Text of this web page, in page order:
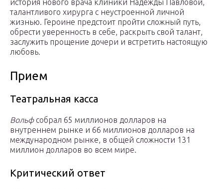
история нового врача клиники Надежды Павловой,
талантливого хирурга с неустроенной личной
жизнью. Героине предстоит пройти сложный путь,
обрести уверенность в себе, раскрыть свой талант,
заслужить прощение дочери и встретить настоящую
любовь.
Прием
Театральная касса
Вольфсобрал 65 миллионов долларов на
внутреннем рынке и 66 миллионов долларов на
международном рынке, в общей сложности 131
миллион долларов во всем мире.
Критический ответ